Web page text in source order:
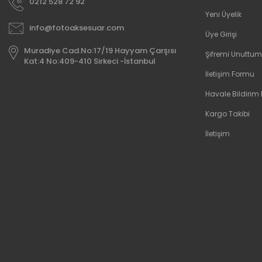
info@fotoaksesuar.com
Muradiye Cad.No:17/19 Hayyam Çarşısı
Kat:4 No:409-410 Sirkeci -İstanbul
Yeni Üyelik
Üye Girişi
Şifremi Unuttum
İletişim Formu
Havale Bildirim
Kargo Takibi
İletişim